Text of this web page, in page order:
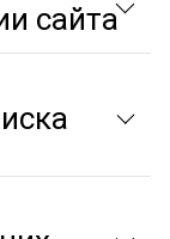
сайта